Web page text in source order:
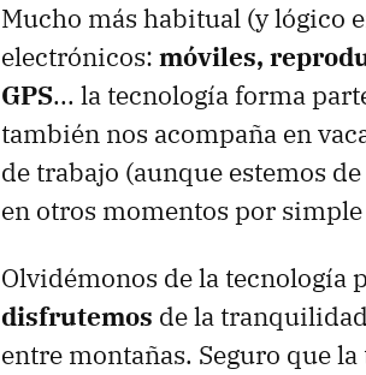
Mucho más habitual (y lógico
electrónicos: móviles,
GPS... la tecnología forma
también nos acompaña en
de trabajo (aunque estemos
en otros momentos por
Olvidémonos de la tecnología
disfrutemos de la
entre montañas. Seguro que